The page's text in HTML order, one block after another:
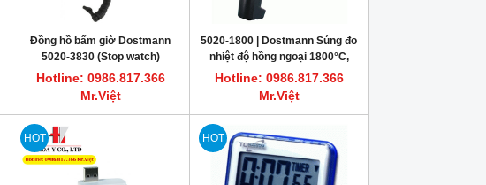
Đồng hồ bấm giờ Dostmann
5020-3830 (Stop watch)
Hotline: 0986.817.366
Mr.Việt
5020-1800 | Dostmann Súng đo
nhiệt độ hồng ngoại 1800°C,
HiTemp 1800 Infrared
thermometer
Hotline: 0986.817.366
Mr.Việt
HOT HOT